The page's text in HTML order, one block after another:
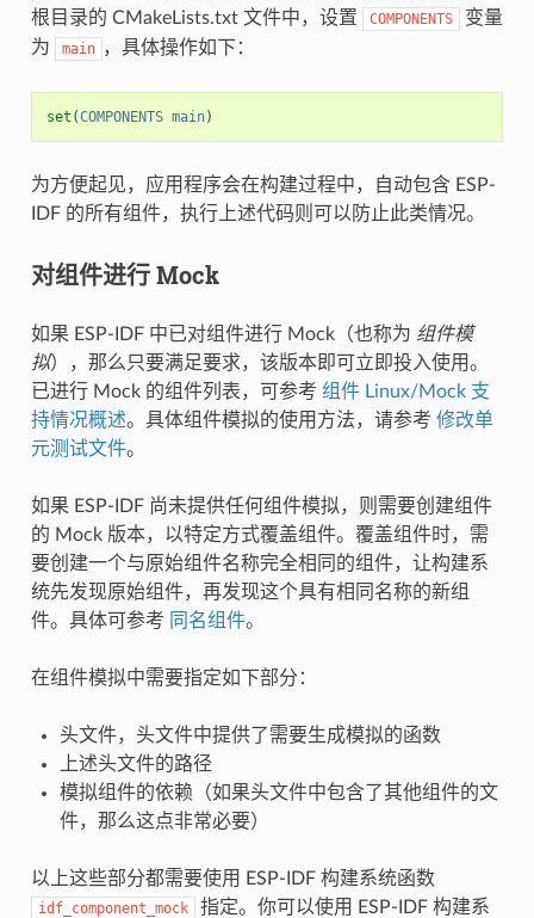
根目录的 CMakeLists.txt 文件中，设置
COMPONENTS
变量
为
main ，具体操作如下：
set (COMPONENTS main)
为方便起见，应用程序会在构建过程中，自动包含 ESP-
IDF 的所有组件，执行上述代码则可以防止此类情况。
对组件进行 Mock
如果 ESP-IDF 中已对组件进行 Mock（也称为 组件模
拟），那么只要满足要求，该版本即可立即投入使用。
已进行 Mock 的组件列表，可参考 组件 Linux/Mock 支
持情况概述。具体组件模拟的使用方法，请参考 修改单
元测试文件。
如果 ESP-IDF 尚未提供任何组件模拟，则需要创建组件
的 Mock 版本，以特定方式覆盖组件。覆盖组件时，需
要创建一个与原始组件名称完全相同的组件，让构建系
统先发现原始组件，再发现这个具有相同名称的新组
件。具体可参考 同名组件。
在组件模拟中需要指定如下部分：
头文件，头文件中提供了需要生成模拟的函数
上述头文件的路径
模拟组件的依赖（如果头文件中包含了其他组件的文
件，那么这点非常必要）
以上这些部分都需要使用 ESP-IDF 构建系统函数
idf_component_mock
指定。你可以使用 ESP-IDF 构建系